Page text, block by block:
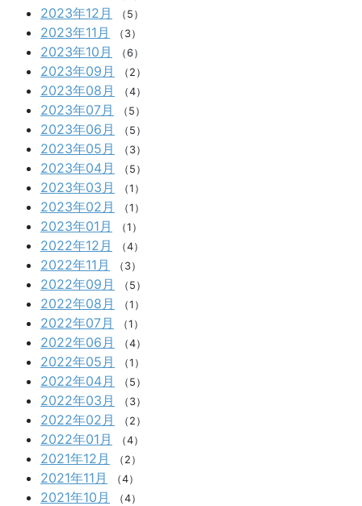
2023年12月 （5）
2023年11月 （3）
2023年10月 （6）
2023年09月 （2）
2023年08月 （4）
2023年07月 （5）
2023年06月 （5）
2023年05月 （3）
2023年04月 （5）
2023年03月 （1）
2023年02月 （1）
2023年01月 （1）
2022年12月 （4）
2022年11月 （3）
2022年09月 （5）
2022年08月 （1）
2022年07月 （1）
2022年06月 （4）
2022年05月 （1）
2022年04月 （5）
2022年03月 （3）
2022年02月 （2）
2022年01月 （4）
2021年12月 （2）
2021年11月 （4）
2021年10月 （4）